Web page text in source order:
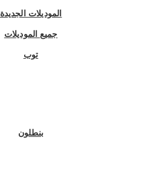
الموديلات الجديدة
جميع الموديلات
توب
بنطلون